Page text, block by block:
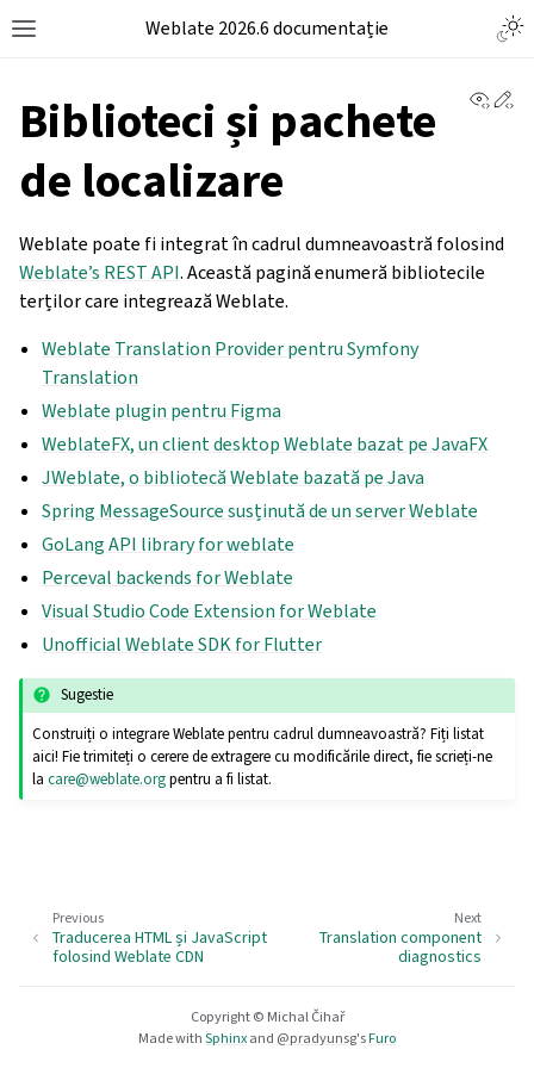
Weblate 2026.6 documentație
Biblioteci și pachete
de localizare
Weblate poate fi integrat în cadrul dumneavoastră folosind
Weblate’s REST API. Această pagină enumeră bibliotecile
terților care integrează Weblate.
Weblate Translation Provider pentru Symfony
Translation
Weblate plugin pentru Figma
WeblateFX, un client desktop Weblate bazat pe JavaFX
JWeblate, o bibliotecă Weblate bazată pe Java
Spring MessageSource susținută de un server Weblate
GoLang API library for weblate
Perceval backends for Weblate
Visual Studio Code Extension for Weblate
Unofficial Weblate SDK for Flutter
Sugestie
Construiți o integrare Weblate pentru cadrul dumneavoastră? Fiți listat
aici! Fie trimiteți o cerere de extragere cu modificările direct, fie scrieți-ne
lacare@weblate.orgpentru a fi listat.
Next
Translation component
diagnostics
Previous
Traducerea HTML și JavaScript
folosind Weblate CDN
Copyright © Michal Čihař
Made withSphinxand @pradyunsg'sFuro